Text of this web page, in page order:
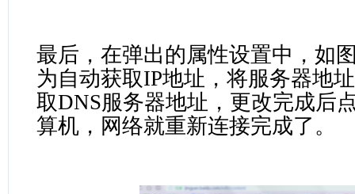
最后，在弹出的属性设置中，如
为自动获取IP地址，将服务器地
取DNS服务器地址，更改完成后
算机，网络就重新连接完成了。